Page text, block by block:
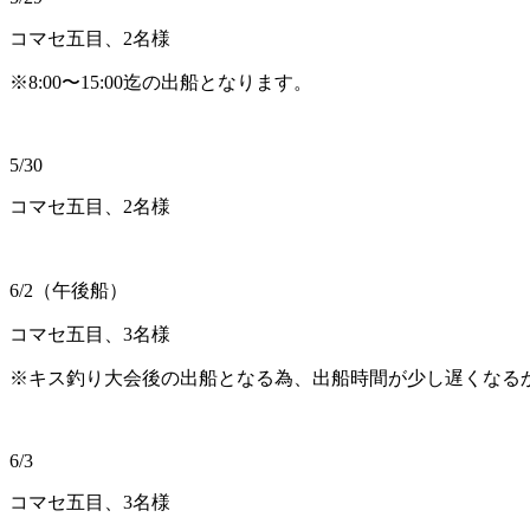
コマセ五目、2名様
※8:00〜15:00迄の出船となります。
5/30
コマセ五目、2名様
6/2（午後船）
コマセ五目、3名様
※キス釣り大会後の出船となる為、出船時間が少し遅くなる
6/3
コマセ五目、3名様